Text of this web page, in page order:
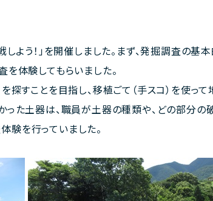
！」を開催しました。まず、発掘調査の基
を体験してもらいました。
探すことを目指し、移植ごて（手スコ）を使
った土器は、職員が土器の種類や、どの部分
験を行っていました。